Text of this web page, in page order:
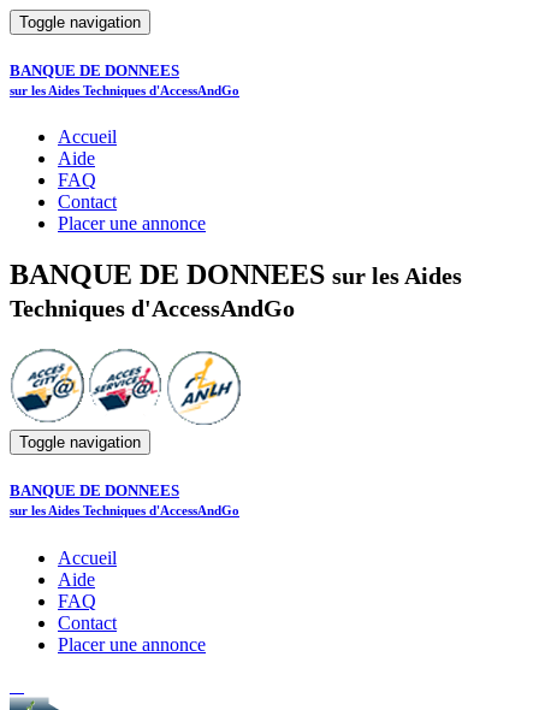
Toggle navigation
BANQUE DE DONNEES
sur les Aides Techniques d'AccessAndGo
Accueil
Aide
FAQ
Contact
Placer une annonce
BANQUE DE DONNEES sur les Aides
Techniques d'AccessAndGo
Toggle navigation
BANQUE DE DONNEES
sur les Aides Techniques d'AccessAndGo
Accueil
Aide
FAQ
Contact
Placer une annonce